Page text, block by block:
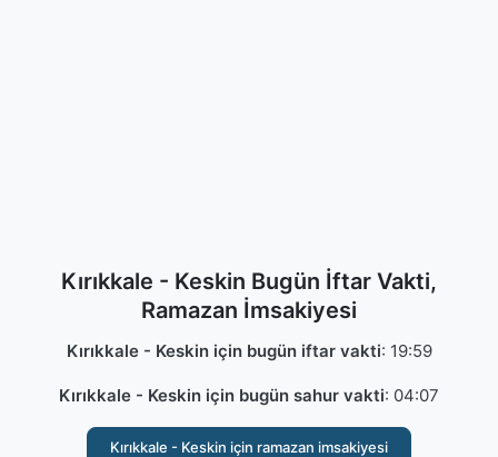
Kırıkkale - Keskin Bugün İftar Vakti,
Ramazan İmsakiyesi
Kırıkkale - Keskin için bugün iftar vakti: 19:59
Kırıkkale - Keskin için bugün sahur vakti: 04:07
Kırıkkale - Keskin için ramazan imsakiyesi